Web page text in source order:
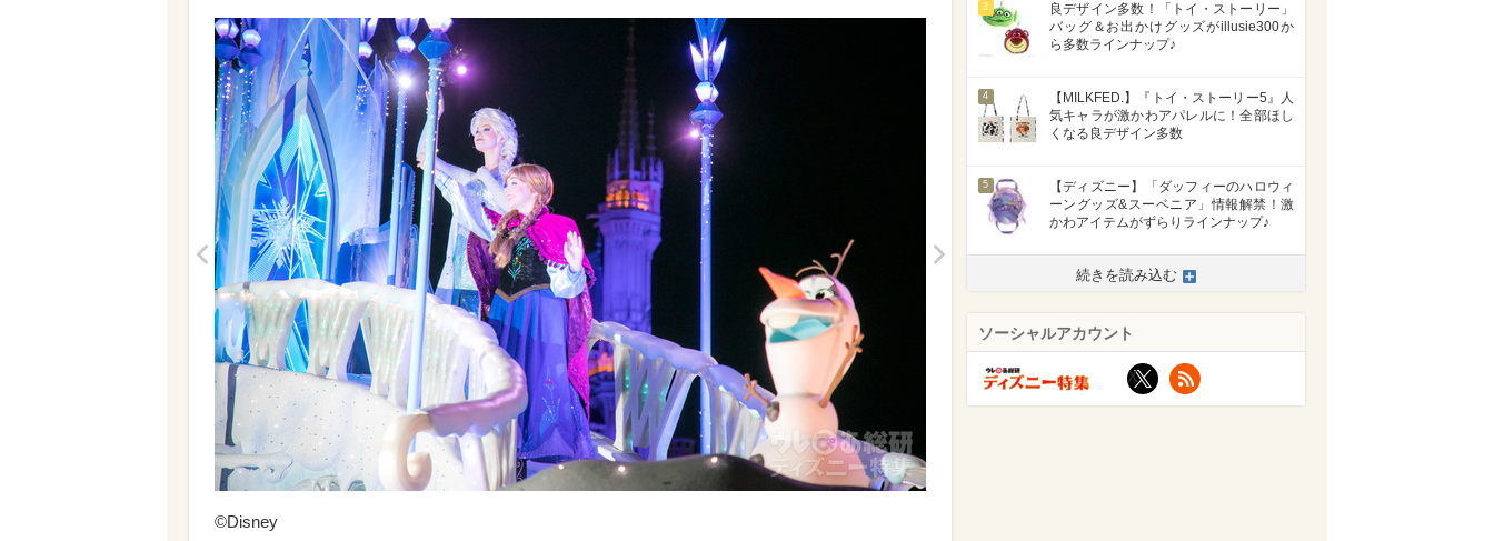
>
©Disney
3
良デザイン多数！「トイ・ストーリー」
バッグ＆お出かけグッズがillusie300か
ら多数ラインナップ♪
4
【MILKFED.】『トイ・ストーリー5』人
気キャラが激かわアパレルに！全部ほし
くなる良デザイン多数
5
【ディズニー】「ダッフィーのハロウィ
ーングッズ&スーベニア」情報解禁！激
かわアイテムがずらりラインナップ♪
続きを読み込む
ソーシャルアカウント
X